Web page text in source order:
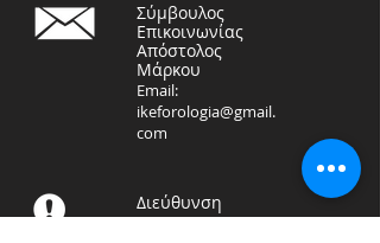
Σύμβουλος
Επικοινωνίας
Απόστολος
Μάρκου
Email:
ikeforologia@gmail.
com
Διεύθυνση
ΦΟΡΟΤΕΧΝΙΚΗ ΛΟΓΙΣΤΙΚΗ